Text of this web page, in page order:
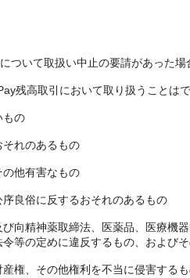
ついて取扱い中止の要請があった場
残高取引において取り扱うことは
もの
れのあるもの
他有害なもの
良俗に反するおそれのあるもの
向精神薬取締法、医薬品、医療機
等の定めに違反するもの、および
権、その他権利を不当に侵害する